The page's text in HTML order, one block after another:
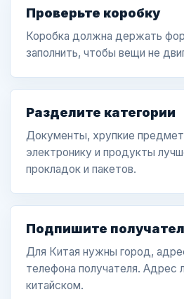
Проверьте коробку
Коробка должна держать
заполнить, чтобы вещи не
Разделите категории
Документы, хрупкие
электронику и продукты
прокладок и пакетов.
Подпишите
Для Китая нужны город,
телефона получателя. Адрес
китайском.